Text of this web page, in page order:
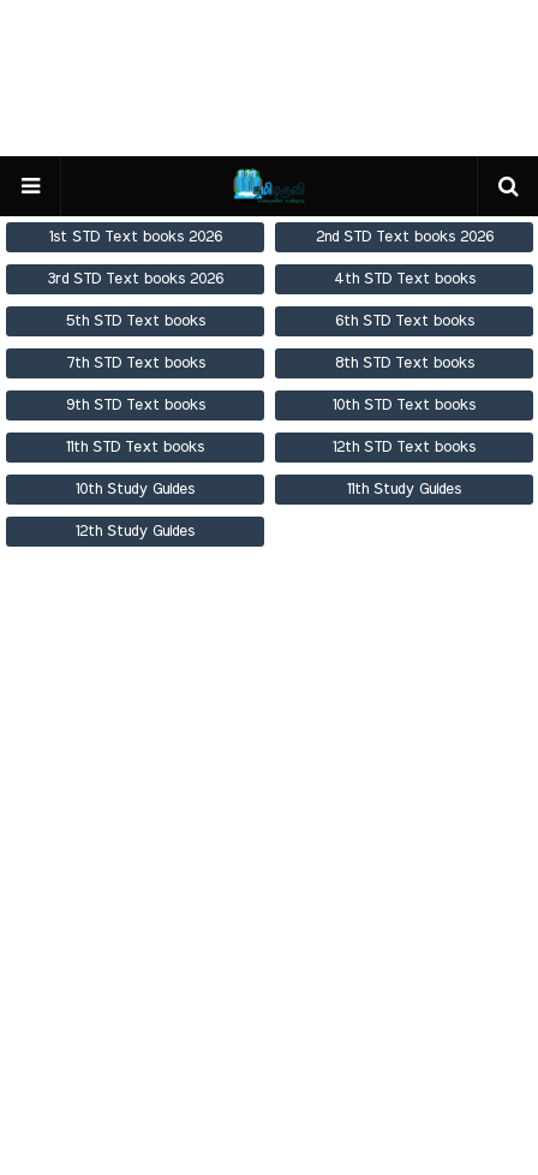
1st STD Text books 2026 2nd STD Text books 2026
3rd STD Text books 2026 4th STD Text books
5th STD Text books 6th STD Text books
7th STD Text books 8th STD Text books
9th STD Text books 10th STD Text books
11th STD Text books 12th STD Text books
10th Study Guides 11th Study Guides
12th Study Guides